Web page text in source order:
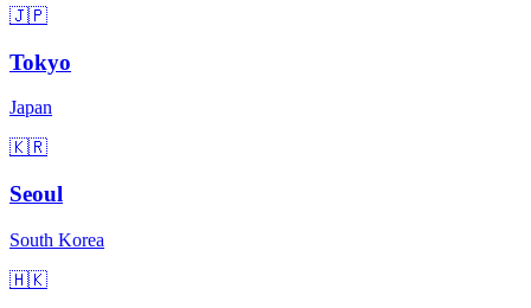
🇯🇵
Tokyo
Japan
🇰🇷
Seoul
South Korea
🇭🇰